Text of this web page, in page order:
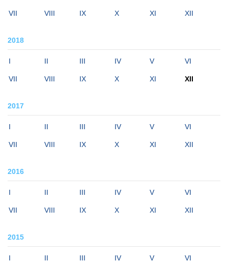
VII VIII IX X XI XII
2018
I II III IV V VI
VII VIII IX X XI XII
2017
I II III IV V VI
VII VIII IX X XI XII
2016
I II III IV V VI
VII VIII IX X XI XII
2015
I II III IV V VI